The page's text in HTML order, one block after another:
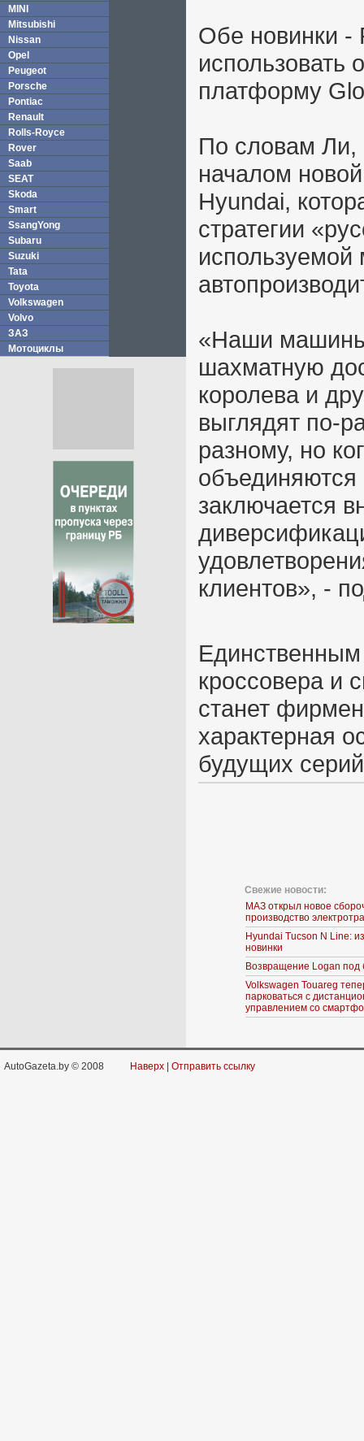
MINI
Mitsubishi
Nissan
Opel
Peugeot
Porsche
Pontiac
Renault
Rolls-Royce
Rover
Saab
SEAT
Skoda
Smart
SsangYong
Subaru
Suzuki
Tata
Toyota
Volkswagen
Volvo
ЗАЗ
Мотоциклы
Обе новинки -
использовать
платформу
По словам Ли,
началом
Hyundai,
стратегии
используемой
«Наши
шахматную
королева и
выглядят по-
разному, но
объединяются
заключается
клиентов», -
кроссовера и
станет
характерная
будущих
Свежие новости:
МАЗ открыл новое
производство
Hyundai Tucson N Line:
новинки
Возвращение Logan под
Volkswagen Touareg
парковаться с
управлением со
AutoGazeta.by © 2008 Наверх Отправить ссылку